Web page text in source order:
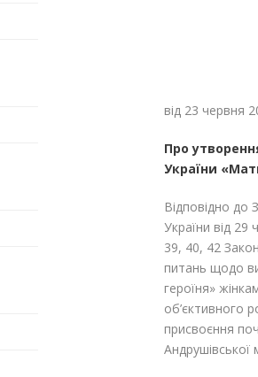
від
Про
України
Відповідно до
України від
39, 40, 42
питань щодо
героїня»
об’єктивного
присвоєння
Андрушівської